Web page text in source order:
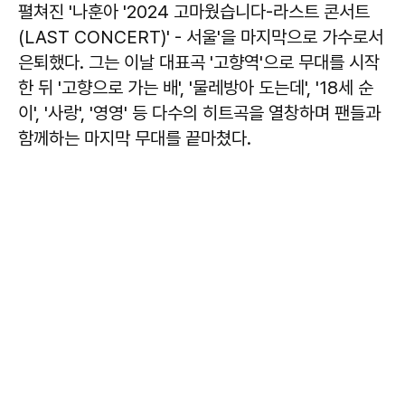
펼쳐진 '나훈아 '2024 고마웠습니다-라스트 콘서트
(LAST CONCERT)' - 서울'을 마지막으로 가수로서
은퇴했다. 그는 이날 대표곡 '고향역'으로 무대를 시작
한 뒤 '고향으로 가는 배', '물레방아 도는데', '18세 순
이', '사랑', '영영' 등 다수의 히트곡을 열창하며 팬들과
함께하는 마지막 무대를 끝마쳤다.